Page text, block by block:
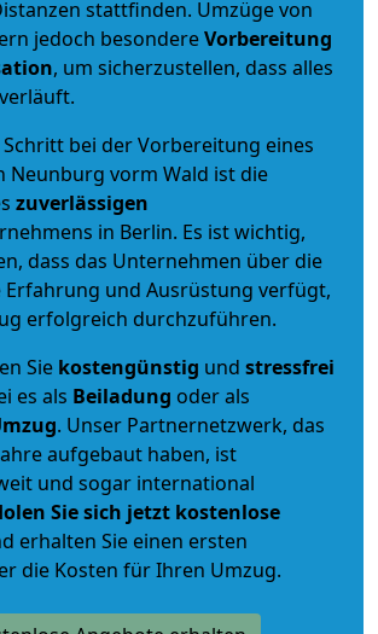
stattfinden. Umzüge von
jedoch besondereVorbereitung
, um sicherzustellen, dass alles
verläuft.
bei der Vorbereitung eines
Neunburg vorm Wald ist die
zuverlässigen
in Berlin. Es ist wichtig,
dass das Unternehmen über die
und Ausrüstung verfügt,
erfolgreich durchzuführen.
Sie kostengünstig und stressfrei
es als Beiladung oder als
. Unser Partnernetzwerk, das
aufgebaut haben, ist
und sogar international
Sie sich jetzt kostenlose
erhalten Sie einen ersten
die Kosten für Ihren Umzug.